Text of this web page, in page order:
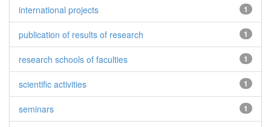
1
international projects
1
publication of results of research
1
research schools of faculties
1
scientific activities
1
seminars